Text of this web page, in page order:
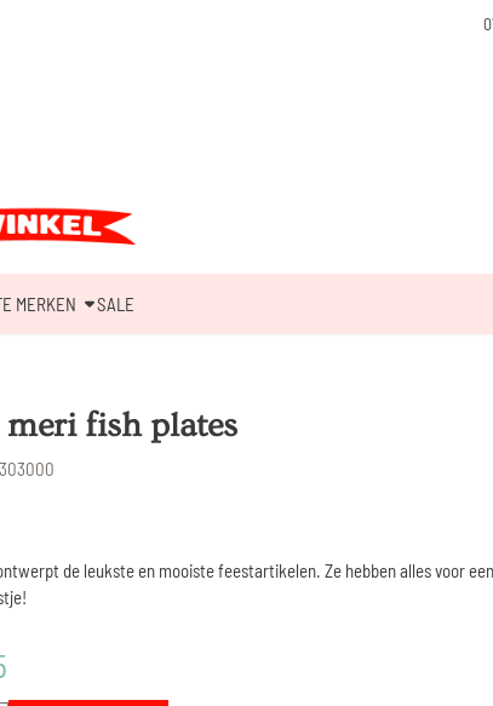
MERKEN SALE
fish plates
303000
de leukste en mooiste feestartikelen. Ze hebben alles voor